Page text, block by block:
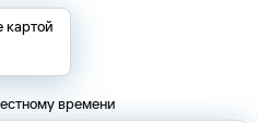
картой
времени